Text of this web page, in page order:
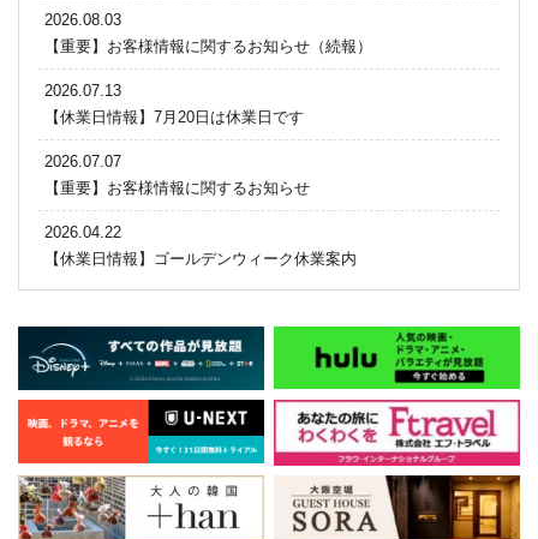
2026.08.03
【重要】お客様情報に関するお知らせ（続報）
2026.07.13
【休業日情報】7月20日は休業日です
2026.07.07
【重要】お客様情報に関するお知らせ
2026.04.22
【休業日情報】ゴールデンウィーク休業案内